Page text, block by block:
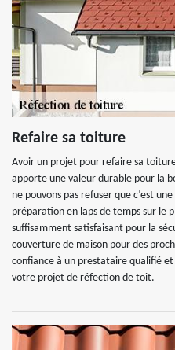
Refaire sa toiture
Avoir un projet pour refaire sa
apporte une valeur durable pour la
ne pouvons pas refuser que c’est
préparation en laps de temps sur le
suffisamment satisfaisant pour la
couverture de maison pour des
confiance à un prestataire qualifié
votre projet de réfection de toit.